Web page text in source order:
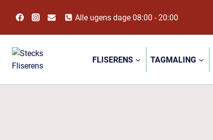
Alle ugens dage 08:00 - 20:00
FLISERENS TAGMALING